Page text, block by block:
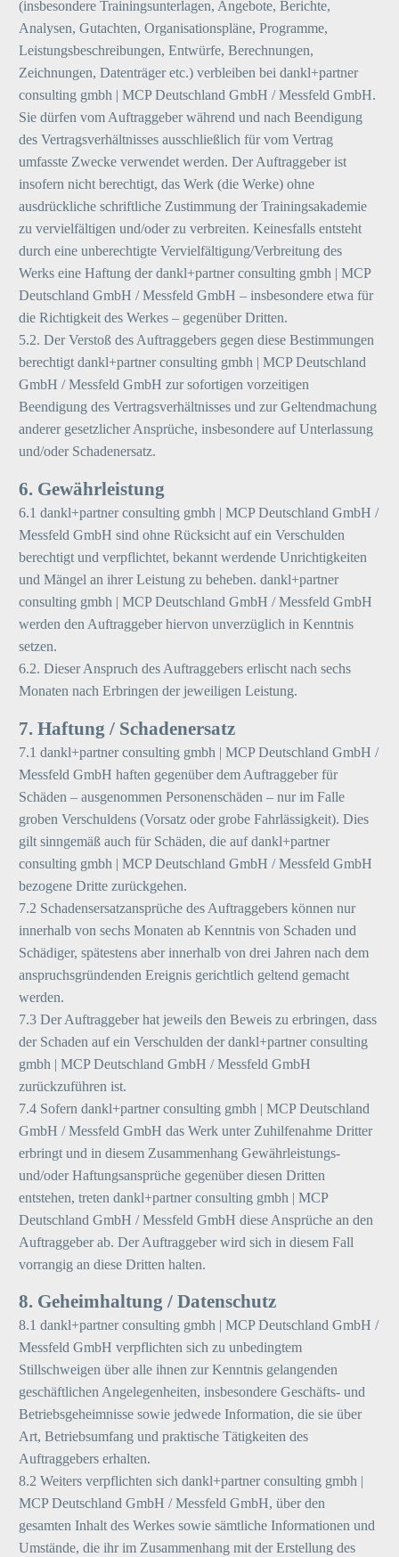
(insbesondere Trainingsunterlagen, Angebote, Berichte,
Analysen, Gutachten, Organisationspläne, Programme,
Leistungsbeschreibungen, Entwürfe, Berechnungen,
Zeichnungen, Datenträger etc.) verbleiben bei dankl+partner
consulting gmbh | MCP Deutschland GmbH / Messfeld GmbH.
Sie dürfen vom Auftraggeber während und nach Beendigung
des Vertragsverhältnisses ausschließlich für vom Vertrag
umfasste Zwecke verwendet werden. Der Auftraggeber ist
insofern nicht berechtigt, das Werk (die Werke) ohne
ausdrückliche schriftliche Zustimmung der Trainingsakademie
zu vervielfältigen und/oder zu verbreiten. Keinesfalls entsteht
durch eine unberechtigte Vervielfältigung/Verbreitung des
Werks eine Haftung der dankl+partner consulting gmbh | MCP
Deutschland GmbH / Messfeld GmbH – insbesondere etwa für
die Richtigkeit des Werkes – gegenüber Dritten.
5.2. Der Verstoß des Auftraggebers gegen diese Bestimmungen
berechtigt dankl+partner consulting gmbh | MCP Deutschland
GmbH / Messfeld GmbH zur sofortigen vorzeitigen
Beendigung des Vertragsverhältnisses und zur Geltendmachung
anderer gesetzlicher Ansprüche, insbesondere auf Unterlassung
und/oder Schadenersatz.
6. Gewährleistung
6.1 dankl+partner consulting gmbh | MCP Deutschland GmbH /
Messfeld GmbH sind ohne Rücksicht auf ein Verschulden
berechtigt und verpflichtet, bekannt werdende Unrichtigkeiten
und Mängel an ihrer Leistung zu beheben. dankl+partner
consulting gmbh | MCP Deutschland GmbH / Messfeld GmbH
werden den Auftraggeber hiervon unverzüglich in Kenntnis
setzen.
6.2. Dieser Anspruch des Auftraggebers erlischt nach sechs
Monaten nach Erbringen der jeweiligen Leistung.
7. Haftung / Schadenersatz
7.1 dankl+partner consulting gmbh | MCP Deutschland GmbH /
Messfeld GmbH haften gegenüber dem Auftraggeber für
Schäden – ausgenommen Personenschäden – nur im Falle
groben Verschuldens (Vorsatz oder grobe Fahrlässigkeit). Dies
gilt sinngemäß auch für Schäden, die auf dankl+partner
consulting gmbh | MCP Deutschland GmbH / Messfeld GmbH
bezogene Dritte zurückgehen.
7.2 Schadensersatzansprüche des Auftraggebers können nur
innerhalb von sechs Monaten ab Kenntnis von Schaden und
Schädiger, spätestens aber innerhalb von drei Jahren nach dem
anspruchsgründenden Ereignis gerichtlich geltend gemacht
werden.
7.3 Der Auftraggeber hat jeweils den Beweis zu erbringen, dass
der Schaden auf ein Verschulden der dankl+partner consulting
gmbh | MCP Deutschland GmbH / Messfeld GmbH
zurückzuführen ist.
7.4 Sofern dankl+partner consulting gmbh | MCP Deutschland
GmbH / Messfeld GmbH das Werk unter Zuhilfenahme Dritter
erbringt und in diesem Zusammenhang Gewährleistungs-
und/oder Haftungsansprüche gegenüber diesen Dritten
entstehen, treten dankl+partner consulting gmbh | MCP
Deutschland GmbH / Messfeld GmbH diese Ansprüche an den
Auftraggeber ab. Der Auftraggeber wird sich in diesem Fall
vorrangig an diese Dritten halten.
8. Geheimhaltung / Datenschutz
8.1 dankl+partner consulting gmbh | MCP Deutschland GmbH /
Messfeld GmbH verpflichten sich zu unbedingtem
Stillschweigen über alle ihnen zur Kenntnis gelangenden
geschäftlichen Angelegenheiten, insbesondere Geschäfts- und
Betriebsgeheimnisse sowie jedwede Information, die sie über
Art, Betriebsumfang und praktische Tätigkeiten des
Auftraggebers erhalten.
8.2 Weiters verpflichten sich dankl+partner consulting gmbh |
MCP Deutschland GmbH / Messfeld GmbH, über den
gesamten Inhalt des Werkes sowie sämtliche Informationen und
Umstände, die ihr im Zusammenhang mit der Erstellung des